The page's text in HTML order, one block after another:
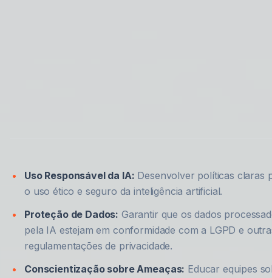
Uso Responsável da IA: Desenvolver políticas claras
o uso ético e seguro da inteligência artificial.
Proteção de Dados: Garantir que os dados
pela IA estejam em conformidade com a LGPD e
regulamentações de privacidade.
Conscientização sobre Ameaças: Educar equipes